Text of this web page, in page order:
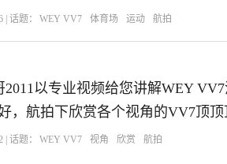
| 话题： WEY VV7 体育场 运动 航拍
以专业视频给您讲解WEY
，航拍下欣赏各个视角的VV7顶顶
| 话题： WEY VV7 视角 欣赏 航拍